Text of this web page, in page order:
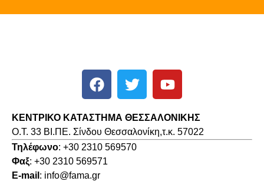
ΚΕΝΤΡΙΚΟ ΚΑΤΑΣΤΗΜΑ ΘΕΣΣΑΛΟΝΙΚΗΣ
O.T. 33 ΒΙ.ΠΕ. Σίνδου Θεσσαλονίκη,τ.κ. 57022
Τηλέφωνο: +30 2310 569570
Φαξ: +30 2310 569571
E-mail : info@fama.gr